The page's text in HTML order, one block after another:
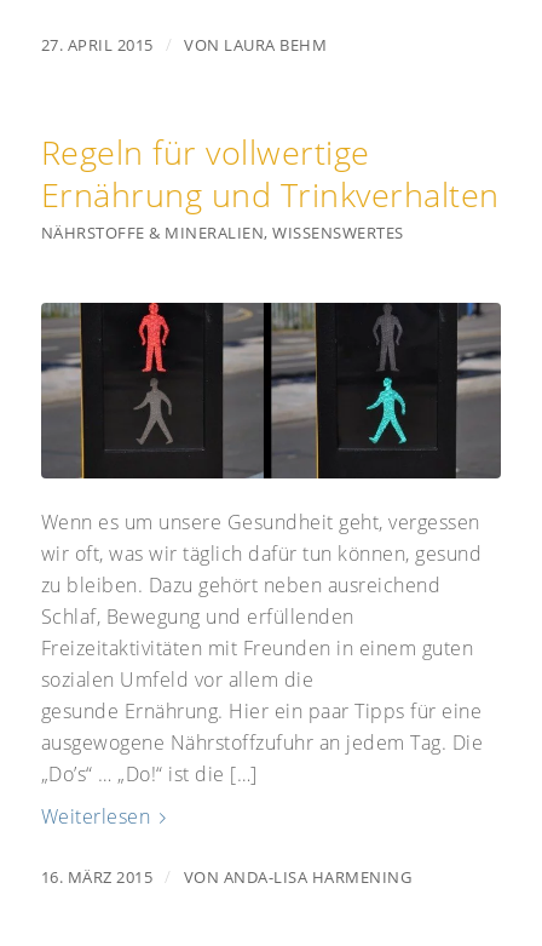
27. APRIL 2015 / VON LAURA BEHM
Regeln für vollwertige
Ernährung und Trinkverhalten
NÄHRSTOFFE & MINERALIEN,WISSENSWERTES
Wenn es um unsere Gesundheit geht, vergessen
wir oft, was wir täglich dafür tun können, gesund
zu bleiben. Dazu gehört neben ausreichend
Schlaf, Bewegung und erfüllenden
Freizeitaktivitäten mit Freunden in einem guten
sozialen Umfeld vor allem die
gesunde Ernährung. Hier ein paar Tipps für eine
ausgewogene Nährstoffzufuhr an jedem Tag. Die
„Do’s“ … „Do!“ ist die […]
Weiterlesen
16. MÄRZ 2015 / VON ANDA-LISA HARMENING